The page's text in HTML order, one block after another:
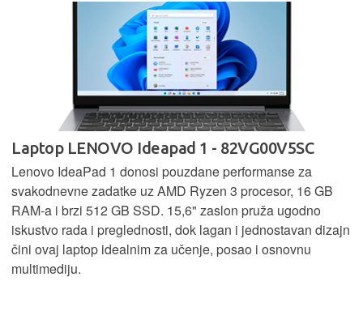
Laptop LENOVO Ideapad 1 - 82VG00V5SC
Lenovo IdeaPad 1 donosi pouzdane performanse za
svakodnevne zadatke uz AMD Ryzen 3 procesor, 16 GB
RAM-a i brzi 512 GB SSD. 15,6" zaslon pruža ugodno
iskustvo rada i preglednosti, dok lagan i jednostavan dizajn
čini ovaj laptop idealnim za učenje, posao i osnovnu
multimediju.